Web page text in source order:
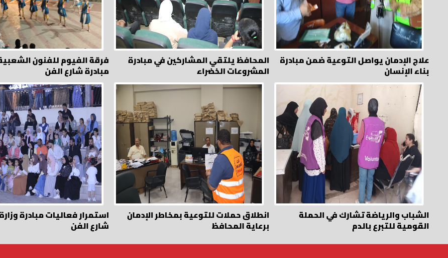
علاج الإدمان يواصل التوعية ضمن مبادرة
بناء الإنسان
المحافظ يلتقي المشاركين في مبادرة
المشروعات الخضراء
فرقة الفيوم للفنون
مبادرة شارع الفن
الشباب والرياضة تشارك في الحملة
القومية للتبرع بالدم
انطلاق حملات للتوعية بمخاطر الإدمان
برعاية المحافظ
استمرار فعاليات مبادرة
شارع الفن